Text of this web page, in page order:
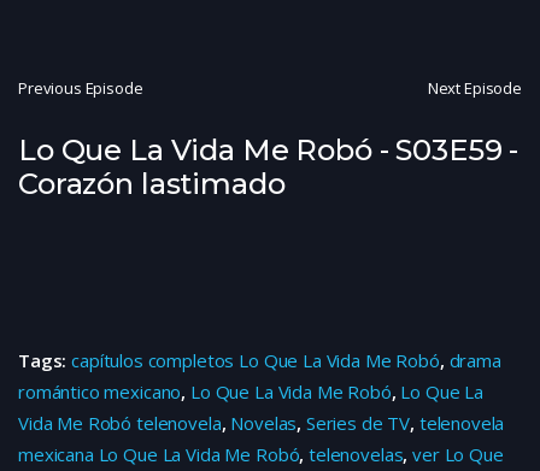
Previous Episode Next Episode
Lo Que La Vida Me Robó - S03E59 -
Corazón lastimado
Tags:capítulos completos Lo Que La Vida Me Robó, drama
romántico mexicano, Lo Que La Vida Me Robó, Lo Que La
Vida Me Robó telenovela, Novelas, Series de TV, telenovela
mexicana Lo Que La Vida Me Robó,telenovelas,ver Lo Que